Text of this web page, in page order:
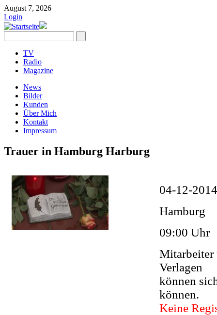
August 7, 2026
Login
TV
Radio
Magazine
News
Bilder
Kunden
Über Mich
Kontakt
Impressum
Trauer in Hamburg Harburg
04-12-2014
Hamburg
09:00 Uhr
Mitarbeiter
Verlagen
können
können.
Keine